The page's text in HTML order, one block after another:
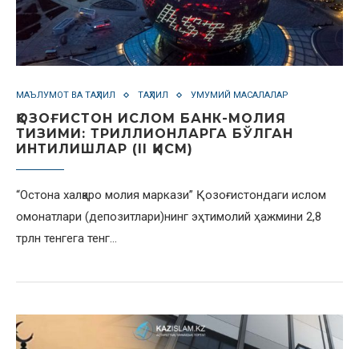
МАЪЛУМОТ ВА ТАҲЛИЛ ТАҲЛИЛ УМУМИЙ МАСАЛАЛАР
ҚОЗОҒИСТОН ИСЛОМ БАНК-МОЛИЯ
ТИЗИМИ: ТРИЛЛИОНЛАРГА БЎЛГАН
ИНТИЛИШЛАР (II ҚИСМ)
“Остона халқаро молия маркази” Қозоғистондаги ислом
омонатлари (депозитлари)нинг эҳтимолий ҳажмини 2,8
трлн тенгега тенг…